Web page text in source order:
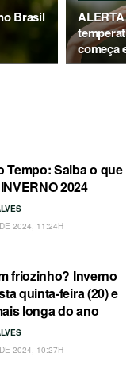
Brasil
ALERTA
começa e
Tempo: Saiba o que
2024
2024, 11:24H
friozinho? Inverno
quinta-feira (20) e
longa do ano
2024, 10:27H